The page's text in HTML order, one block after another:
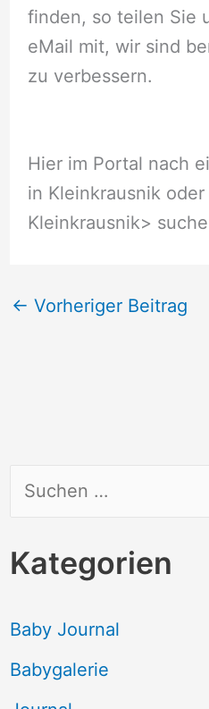
c
e
n
Kategorien
Baby Journal
Babygalerie
finden, so teilen Sie
eMail mit, wir sind
zu verbessern.
Hier im Portal nach
in Kleinkrausnik
Kleinkrausnik>
← Vorheriger Beitrag